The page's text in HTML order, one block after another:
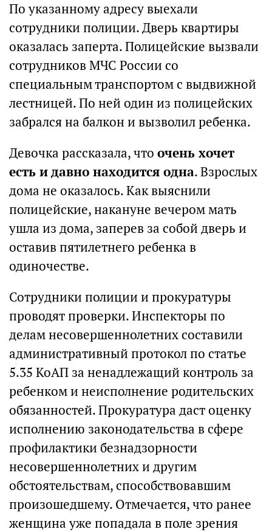
По указанному адресу выехали
сотрудники полиции. Дверь квартиры
оказалась заперта. Полицейские вызвали
сотрудников МЧС России со
специальным транспортом с выдвижной
лестницей. По ней один из полицейских
забрался на балкон и вызволил ребенка.
Девочка рассказала, что очень хочет
есть и давно находится одна. Взрослых
дома не оказалось. Как выяснили
полицейские, накануне вечером мать
ушла из дома, заперев за собой дверь и
оставив пятилетнего ребенка в
одиночестве.
Сотрудники полиции и прокуратуры
проводят проверки. Инспекторы по
делам несовершеннолетних составили
административный протокол по статье
5.35 КоАП за ненадлежащий контроль за
ребенком и неисполнение родительских
обязанностей. Прокуратура даст оценку
исполнению законодательства в сфере
профилактики безнадзорности
несовершеннолетних и другим
обстоятельствам, способствовавшим
произошедшему. Отмечается, что ранее
женщина уже попадала в поле зрения